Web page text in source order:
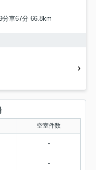
分車67分 66.8km
空室件数
-
-